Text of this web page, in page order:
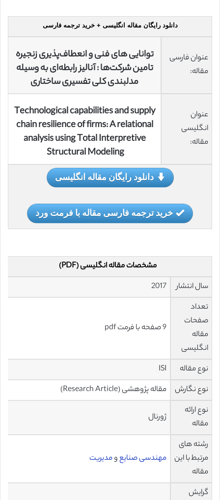
دانلود رایگان مقاله انگلیسی + خرید ترجمه فارسی
عنوان فارسی
مقاله:
توانایی های فنی و انعطاف‌پذیری زنجیره
تامین شرکت‌ها : آنالیز رابطه‌ای به وسیله
مدلبندی کلی تفسیری ساختاری
عنوان
انگلیسی
مقاله:
Technological capabilities and supply
chain resilience of firms: A relational
analysis using Total Interpretive
Structural Modeling
دانلود رایگان مقاله انگلیسی
خرید ترجمه فارسی مقاله با فرمت ورد
مشخصات مقاله انگلیسی (PDF)
سال انتشار
2017
تعداد
صفحات
مقاله
انگلیسی
9 صفحه با فرمت pdf
نوع مقاله
ISI
نوع نگارش
مقاله پژوهشی (Research Article)
نوع ارائه
مقاله
ژورنال
رشته های
مرتبط با این
مقاله
مهندسی صنایعومدیریت
گرایش